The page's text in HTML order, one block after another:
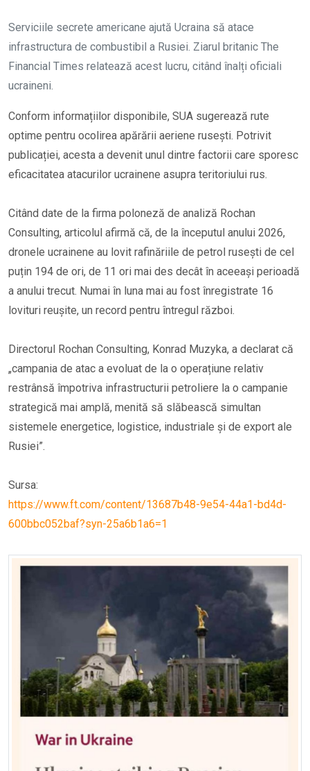
Serviciile secrete americane ajută Ucraina să atace
infrastructura de combustibil a Rusiei. Ziarul britanic The
Financial Times relatează acest lucru, citând înalți oficiali
ucraineni.
Conform informațiilor disponibile, SUA sugerează rute
optime pentru ocolirea apărării aeriene rusești. Potrivit
publicației, acesta a devenit unul dintre factorii care sporesc
eficacitatea atacurilor ucrainene asupra teritoriului rus.
Citând date de la firma poloneză de analiză Rochan
Consulting, articolul afirmă că, de la începutul anului 2026,
dronele ucrainene au lovit rafinăriile de petrol rusești de cel
puțin 194 de ori, de 11 ori mai des decât în aceeași perioadă
a anului trecut. Numai în luna mai au fost înregistrate 16
lovituri reușite, un record pentru întregul război.
Directorul Rochan Consulting, Konrad Muzyka, a declarat că
„campania de atac a evoluat de la o operațiune relativ
restrânsă împotriva infrastructurii petroliere la o campanie
strategică mai amplă, menită să slăbească simultan
sistemele energetice, logistice, industriale și de export ale
Rusiei”.
Sursa:
https://www.ft.com/content/13687b48-9e54-44a1-bd4d-
600bbc052baf?syn-25a6b1a6=1